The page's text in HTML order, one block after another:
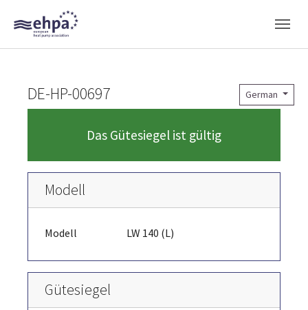
Skip to main navigation
Skip to main content
Skip to page footer
German
DE-HP-00697
Das Gütesiegel ist gültig
Modell
Modell LW 140 (L)
Gütesiegel